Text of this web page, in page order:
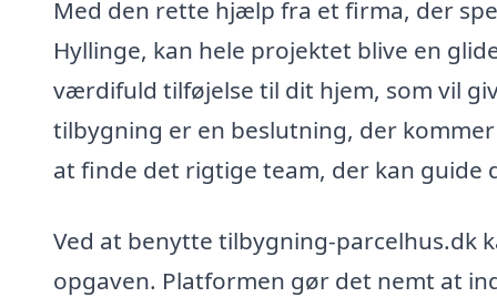
Med den rette hjælp fra et firma, der
Hyllinge, kan hele projektet blive en
værdifuld tilføjelse til dit hjem, som vil
tilbygning er en beslutning, der
at finde det rigtige team, der kan guide
Ved at benytte tilbygning-parcelhus.dk
opgaven. Platformen gør det nemt at